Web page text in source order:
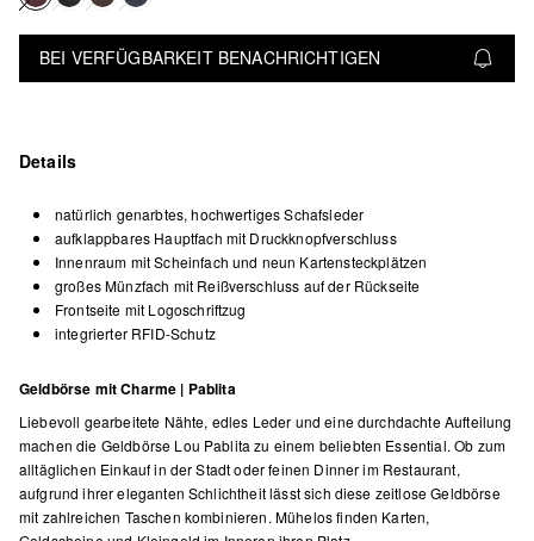
BEI VERFÜGBARKEIT BENACHRICHTIGEN
Details
natürlich genarbtes, hochwertiges Schafsleder
aufklappbares Hauptfach mit Druckknopfverschluss
Innenraum mit Scheinfach und neun Kartensteckplätzen
großes Münzfach mit Reißverschluss auf der Rückseite
Frontseite mit Logoschriftzug
integrierter RFID-Schutz
Geldbörse mit Charme | Pablita
Liebevoll gearbeitete Nähte, edles Leder und eine durchdachte Aufteilung
machen die Geldbörse Lou Pablita zu einem beliebten Essential. Ob zum
alltäglichen Einkauf in der Stadt oder feinen Dinner im Restaurant,
aufgrund ihrer eleganten Schlichtheit lässt sich diese zeitlose Geldbörse
mit zahlreichen Taschen kombinieren. Mühelos finden Karten,